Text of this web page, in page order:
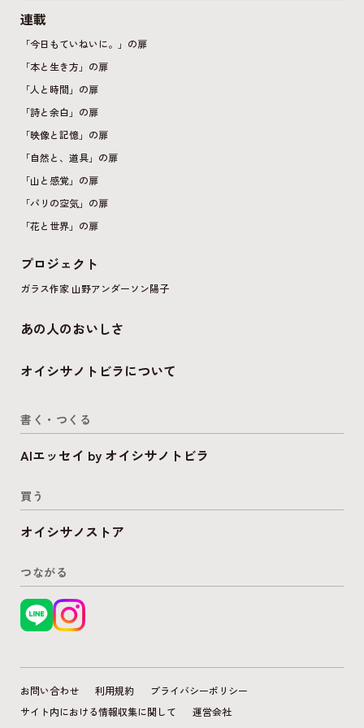
連載
「今日もていねいに。」の扉
「本と生き方」の扉
「人と時間」の扉
「詩と余白」の扉
「映像と記憶」の扉
「自然と、道具」の扉
「山と感覚」の扉
「パリの空気」の扉
「花と世界」の扉
プロジェクト
ガラス作家 山野アンダーソン陽子
あの人のおいしさ
オイシサノトビラについて
書く・つくる
AIエッセイ by オイシサノトビラ
買う
オイシサノストア
つながる
お問い合わせ 利用規約
プライバシーポリシー
サイト内における情報収集に関して
運営会社